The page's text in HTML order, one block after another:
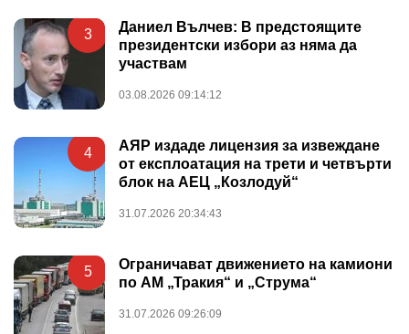
3
Даниел Вълчев: В предстоящите
президентски избори аз няма да
участвам
03.08.2026 09:14:12
4
АЯР издаде лицензия за извеждане
от експлоатация на трети и четвърти
блок на АЕЦ „Козлодуй“
31.07.2026 20:34:43
5
Ограничават движението на камиони
по АМ „Тракия“ и „Струма“
31.07.2026 09:26:09